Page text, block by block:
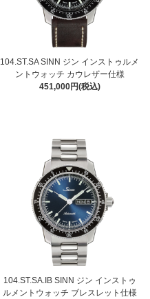
104.ST.SA SINN ジン インストゥルメ
ントウォッチ カウレザー仕様
451,000円(税込)
104.ST.SA.IB SINN ジン インストゥ
ルメントウォッチ ブレスレット仕様